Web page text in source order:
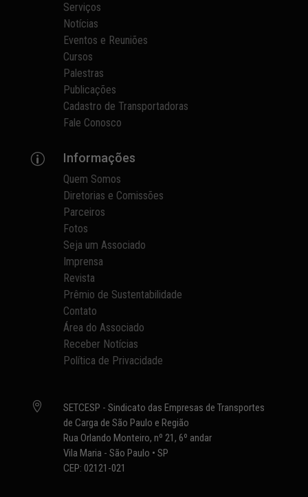
Serviços
Notícias
Eventos e Reuniões
Cursos
Palestras
Publicações
Cadastro de Transportadoras
Fale Conosco
p Informações
Quem Somos
Diretorias e Comissões
Parceiros
Fotos
Seja um Associado
Imprensa
Revista
Prêmio de Sustentabilidade
Contato
Área do Associado
Receber Notícias
Política de Privacidade

SETCESP - Sindicato das Empresas de Transportes
de Carga de São Paulo e Região
Rua Orlando Monteiro, nº 21, 6º andar
Vila Maria - São Paulo • SP
CEP: 02121-021